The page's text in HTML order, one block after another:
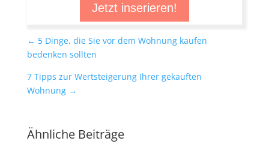
Jetzt inserieren!
← 5 Dinge, die Sie vor dem Wohnung kaufen
bedenken sollten
7 Tipps zur Wertsteigerung Ihrer gekauften
Wohnung→
Ähnliche Beiträge